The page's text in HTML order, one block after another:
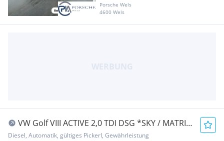
Porsche Wels
4600 Wels
VW Golf VIII ACTIVE 2,0 TDI DSG *SKY / MATRIX-
LED ...
Diesel, Automatik, gültiges Pickerl, Gewährleistung